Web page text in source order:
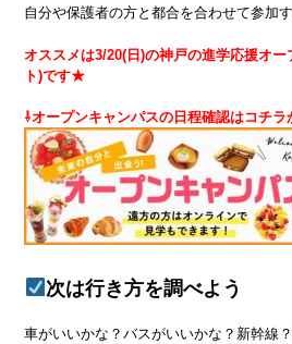
自分や保護者の方と都合を合わせて参加
オススメは3/20(日)の神戸の進学応援オ
ト)です★
⇩オープンキャンパスの日程確認はコチラ
次は行き方を調べよう
車がいいかな？バスがいいかな？新幹線